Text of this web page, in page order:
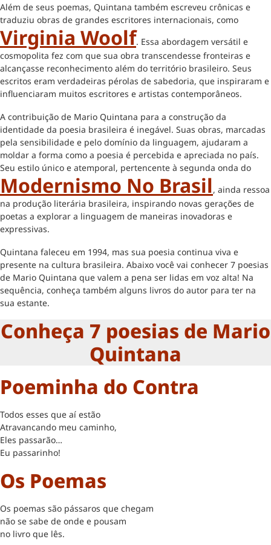
Além de seus poemas, Quintana também escreveu crônicas e
traduziu obras de grandes escritores internacionais, como
Virginia Woolf. Essa abordagem versátil e
cosmopolita fez com que sua obra transcendesse fronteiras e
alcançasse reconhecimento além do território brasileiro. Seus
escritos eram verdadeiras pérolas de sabedoria, que inspiraram e
influenciaram muitos escritores e artistas contemporâneos.
A contribuição de Mario Quintana para a construção da
identidade da poesia brasileira é inegável. Suas obras, marcadas
pela sensibilidade e pelo domínio da linguagem, ajudaram a
moldar a forma como a poesia é percebida e apreciada no país.
Seu estilo único e atemporal, pertencente à segunda onda do
Modernismo No Brasil, ainda ressoa
na produção literária brasileira, inspirando novas gerações de
poetas a explorar a linguagem de maneiras inovadoras e
expressivas.
Quintana faleceu em 1994, mas sua poesia continua viva e
presente na cultura brasileira. Abaixo você vai conhecer 7 poesias
de Mario Quintana que valem a pena ser lidas em voz alta! Na
sequência, conheça também alguns livros do autor para ter na
sua estante.
Conheça 7 poesias de Mario
Quintana
Poeminha do Contra
Todos esses que aí estão
Atravancando meu caminho,
Eles passarão…
Eu passarinho!
Os Poemas
Os poemas são pássaros que chegam
não se sabe de onde e pousam
no livro que lês.